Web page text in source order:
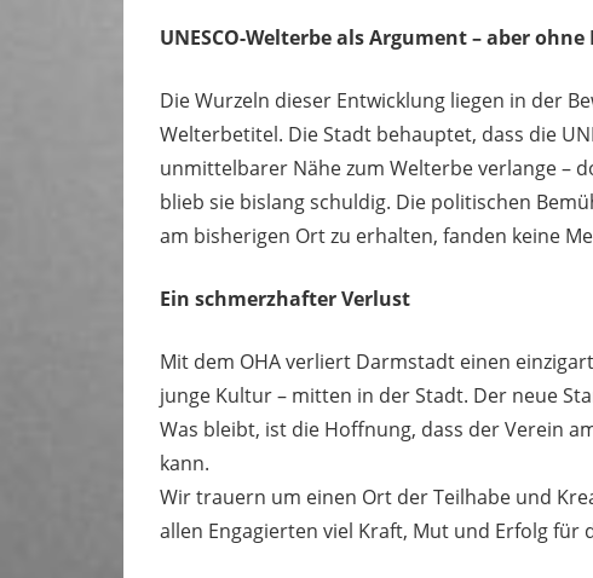
UNESCO-Welterbe als Argument – aber ohne
Die Wurzeln dieser Entwicklung liegen in der
Welterbetitel. Die Stadt behauptet, dass die
unmittelbarer Nähe zum Welterbe verlange –
blieb sie bislang schuldig. Die politischen
am bisherigen Ort zu erhalten, fanden keine
Ein schmerzhafter Verlust
Mit dem OHA verliert Darmstadt einen
junge Kultur – mitten in der Stadt. Der neue
Was bleibt, ist die Hoffnung, dass der Verein
kann.
Wir trauern um einen Ort der Teilhabe und
allen Engagierten viel Kraft, Mut und Erfolg für